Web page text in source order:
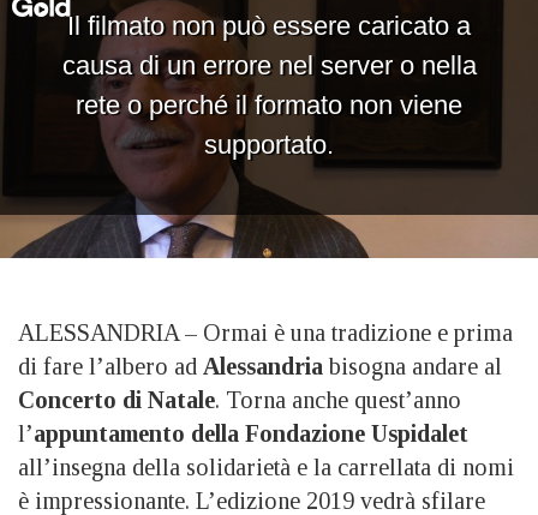
ALESSANDRIA – Ormai è una tradizione e prima
di fare l’albero ad Alessandria bisogna andare al
Concerto di Natale. Torna anche quest’anno
l’appuntamento della Fondazione Uspidalet
all’insegna della solidarietà e la carrellata di nomi
è impressionante. L’edizione 2019 vedrà sfilare